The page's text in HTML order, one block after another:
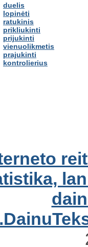
duelis
lopinėti
ratukinis
prikliukinti
prijukinti
vienuolikmetis
prajukinti
kontrolierius